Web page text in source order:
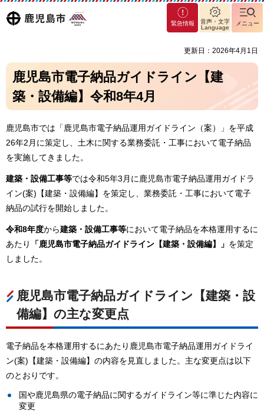
鹿児島
マグ
マシ
緊急情報
音声・文字
Language
メニュー
更新日：2026年4月1日
鹿児島市電子納品ガイドライン【建
築・設備編】令和8年4月
鹿児島市では「鹿児島市電子納品運用ガイドライン（案）」を平成
26年2月に策定し、土木に関する業務委託・工事において電子納品
を実施してきました。
建築・設備工事等では令和5年3月に鹿児島市電子納品運用ガイドラ
イン(案)【建築・設備編】を策定し、業務委託・工事において電子
納品の試行を開始しました。
令和8年度から建築・設備工事等において電子納品を本格運用するに
あたり
「鹿児島市電子納品ガイドライン【建築・設備編】」 を策定
しました。
鹿児島市電子納品ガイドライン【建築・設
備編】の主な変更点
電子納品を本格運用するにあたり鹿児島市電子納品運用ガイドライ
ン(案)【建築・設備編】の内容を見直しました。主な変更点は以下
のとおりです。
国や鹿児島県の電子納品に関するガイドライン等に準じた内容に
変更